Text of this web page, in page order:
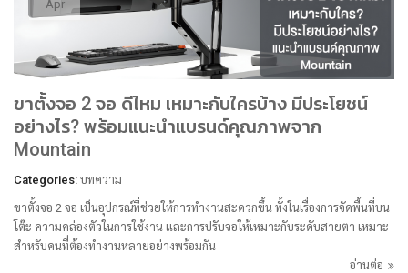
Apr
ขาตั้งจอ 2 จอ ดีไหม เหมาะกับใครบ้าง มีประโยชน์
อย่างไร? พร้อมแนะนำแบรนด์คุณภาพจาก
Mountain
Categories: บทความ
ขาตั้งจอ 2 จอ เป็นอุปกรณ์ที่ช่วยให้การทำงานสะดวกขึ้น ทั้งในเรื่องการจัดพื้นที่บน
โต๊ะ ความคล่องตัวในการใช้งาน และการปรับจอให้เหมาะกับระดับสายตา เหมาะ
สำหรับคนที่ต้องทำงานหลายอย่างพร้อมกัน
อ่านต่อ